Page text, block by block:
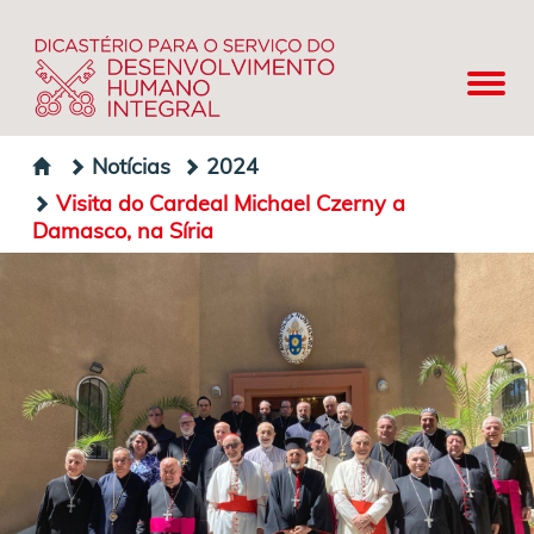
Notícias
2024
Visita do Cardeal Michael Czerny a
Damasco, na Síria